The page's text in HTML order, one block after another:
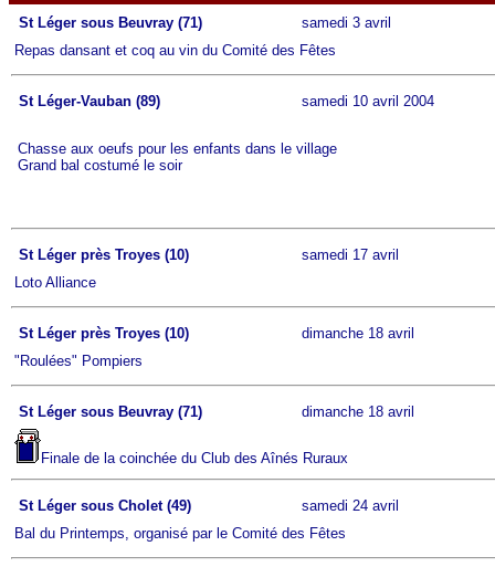
St Léger sous Beuvray (71)
samedi 3 avril
Repas dansant et coq au vin du Comité des Fêtes
St Léger-Vauban (89) samedi 10 avril 2004
Chasse aux oeufs pour les enfants dans le village
Grand bal costumé le soir
St Léger près Troyes (10)
samedi 17 avril
Loto Alliance
St Léger près Troyes (10)
dimanche 18 avril
"Roulées" Pompiers
St Léger sous Beuvray (71) dimanche 18 avril
Finale de la coinchée du Club des Aînés Ruraux
St Léger sous Cholet (49)
samedi 24 avril
Bal du Printemps, organisé par le Comité des Fêtes